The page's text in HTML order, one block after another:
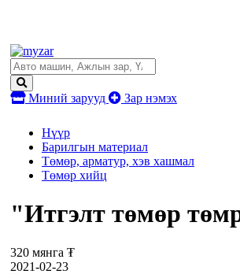
Миний зарууд Зар нэмэх
Нүүр
Барилгын материал
Төмөр, арматур, хэв хашмал
Төмөр хийц
"Итгэлт төмөр
320 мянга ₮
2021-02-23